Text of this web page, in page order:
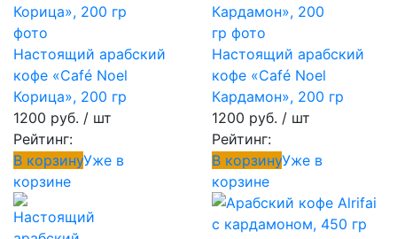
Настоящий арабский
кофе «Café Noel
Корица», 200 гр
1200 руб. / шт
Рейтинг:
В корзинуУже в
корзине
Настоящий арабский
кофе «Café Noel
Кардамон», 200 гр
1200 руб. / шт
Рейтинг:
В корзинуУже в
корзине